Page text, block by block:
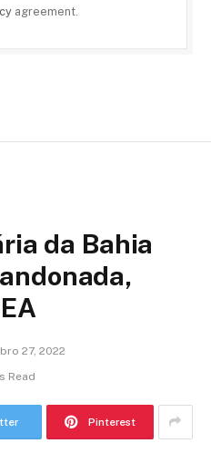
agreement.
da Bahia
27, 2022
Read
Pinterest